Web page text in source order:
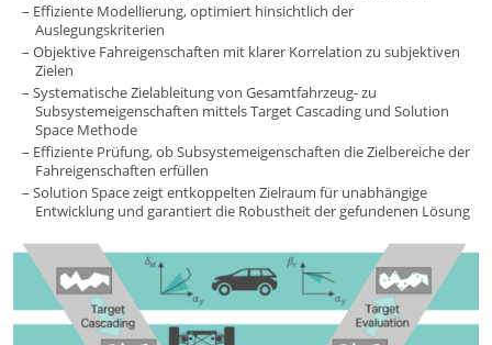
Effiziente Modellierung, optimiert hinsichtlich der
Auslegungskriterien
Objektive Fahreigenschaften mit klarer Korrelation zu subjektiven
Zielen
Systematische Zielableitung von Gesamtfahrzeug- zu
Subsystemeigenschaften mittels Target Cascading und Solution
Space Methode
Effiziente Prüfung, ob Subsystemeigenschaften die Zielbereiche der
Fahreigenschaften erfüllen
Solution Space zeigt entkoppelten Zielraum für unabhängige
Entwicklung und garantiert die Robustheit der gefundenen Lösung